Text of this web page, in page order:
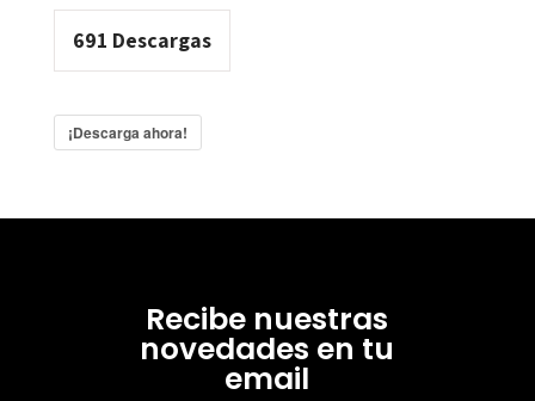
691 Descargas
¡Descarga ahora!
Recibe nuestras
novedades en tu
email